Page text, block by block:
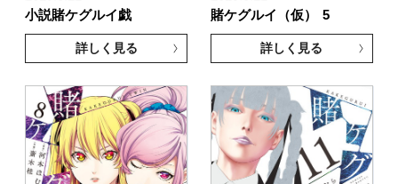
小説賭ケグルイ戯
詳しく見る
賭ケグルイ（仮）
5
詳しく見る